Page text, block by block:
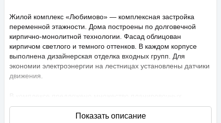
Жилой комплекс «Любимово» — комплексная застройка
переменной этажности. Дома построены по долговечной
кирпично-монолитной технологии. Фасад облицован
кирпичом светлого и темного оттенков. В каждом корпусе
выполнена дизайнерская отделка входных групп. Для
экономии электроэнергии на лестницах установлены датчики
движения.
решений: в наличии квартиры, как классического типа, так и
европланировки. Они сдаются с подчистовой отделкой,